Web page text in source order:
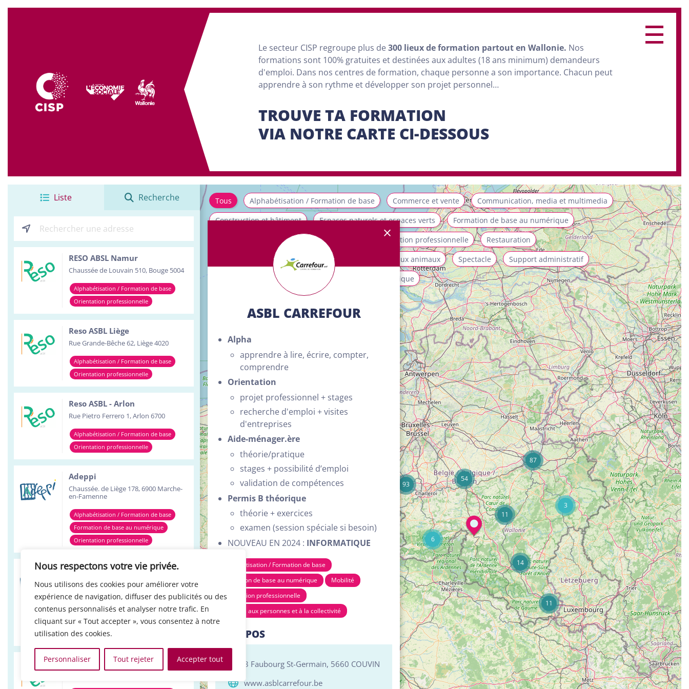
Nous respectons votre vie privée.
Nous utilisons des cookies pour améliorer votre
expérience de navigation, diffuser des publicités ou des
contenus personnalisés et analyser notre trafic. En
cliquant sur « Tout accepter », vous consentez à notre
utilisation des cookies.
Personnaliser Tout rejeter Accepter tout
Le secteur CISP regroupe plus de300 lieux de formation partout en Wallonie. Nos
formations sont 100% gratuites et destinées aux adultes (18 ans minimum) demandeurs
d'emploi. Dans nos centres de formation, chaque personne a son importance. Chacun peut
apprendre à son rythme et développer son projet personnel…
TROUVE TA FORMATION
VIA NOTRE CARTE CI-DESSOUS
Liste Recherche
RESO ABSL Namur
Chaussée de Louvain 510, Bouge 5004
Alphabétisation / Formation de base
Orientation professionnelle
Reso ASBL Liège
Rue Grande-Bêche 62, Liège 4020
Alphabétisation / Formation de base
Orientation professionnelle
Reso ASBL - Arlon
Rue Pietro Ferrero 1, Arlon 6700
Alphabétisation / Formation de base
Orientation professionnelle
Adeppi
Chaussée. de Liège 178, 6900 Marche-
en-Famenne
Alphabétisation / Formation de base
Formation de base au numérique
Orientation professionnelle
Adeppi
Avenue de l'Europe 1A, 7903 Leuze-en-
Hainaut
Alphabétisation / Formation de base
Formation de base au numérique
Orientation professionnelle
Réso ASBL Verviers
Tous Alphabétisation / Formation de base Commerce et vente
Communication, media et multimedia
Construction et bâtiment
Espaces naturels et espaces verts
Formation de base au numérique
Installation et maintenance
Orientation professionnelle
Restauration
Services aux personnes et à la collectivité
Soins aux animaux Spectacle
Support administratif
Tourisme, loisirs et animation
Transport et logistique
3
17
14
11
6
11
54
93
87
−
ASBL CARREFOUR
Alpha
apprendre à lire, écrire, compter,
comprendre
Orientation
projet professionnel + stages
recherche d'emploi + visites
d'entreprises
Aide-ménager.ère
théorie/pratique
stages + possibilité d’emploi
validation de compétences
Permis B théorique
théorie + exercices
examen (session spéciale si besoin)
NOUVEAU EN 2024 : INFORMATIQUE
Alphabétisation / Formation de base
Formation de base au numérique
Mobilité
Orientation professionnelle
Services aux personnes et à la collectivité
À PROPOS
3 Faubourg St-Germain, 5660 COUVIN
www.asblcarrefour.be